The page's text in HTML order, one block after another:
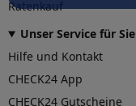
Ratenkauf
Unser Service für Sie
Hilfe und Kontakt
CHECK24 App
CHECK24 Gutscheine